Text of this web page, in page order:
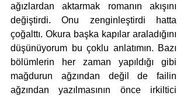
ağızlardan aktarmak romanın akışını
değiştirdi. Onu zenginleştirdi hatta
çoğalttı. Okura başka kapılar araladığını
düşünüyorum bu çoklu anlatımın. Bazı
bölümlerin her zaman yapıldığı gibi
mağdurun ağzından değil de failin
ağzından yazılmasının önce irkiltici